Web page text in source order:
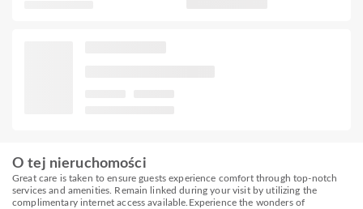
O tej nieruchomości
Great care is taken to ensure guests experience comfort through top-notch
services and amenities. Remain linked during your visit by utilizing the
complimentary internet access available.Experience the wonders of